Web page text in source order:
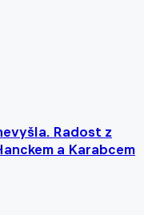
Radost z
a Karabcem